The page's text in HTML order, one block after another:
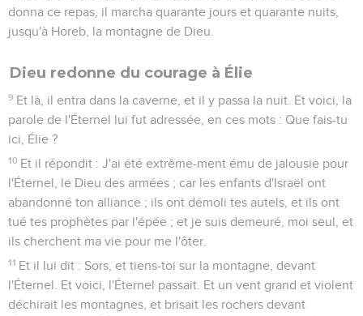
donna ce repas, il marcha quarante jours et quarante nuits,
jusqu'à Horeb, la montagne de Dieu.
Dieu redonne du courage à Élie
9 Et là, il entra dans la caverne, et il y passa la nuit. Et voici, la
parole de l'Éternel lui fut adressée, en ces mots : Que fais-tu
ici, Élie ?
10 Et il répondit : J'ai été extrême-ment ému de jalousie pour
l'Éternel, le Dieu des armées ; car les enfants d'Israël ont
abandonné ton alliance ; ils ont démoli tes autels, et ils ont
tué tes prophètes par l'épée ; et je suis demeuré, moi seul, et
ils cherchent ma vie pour me l'ôter.
11 Et il lui dit : Sors, et tiens-toi sur la montagne, devant
l'Éternel. Et voici, l'Éternel passait. Et un vent grand et violent
déchirait les montagnes, et brisait les rochers devant